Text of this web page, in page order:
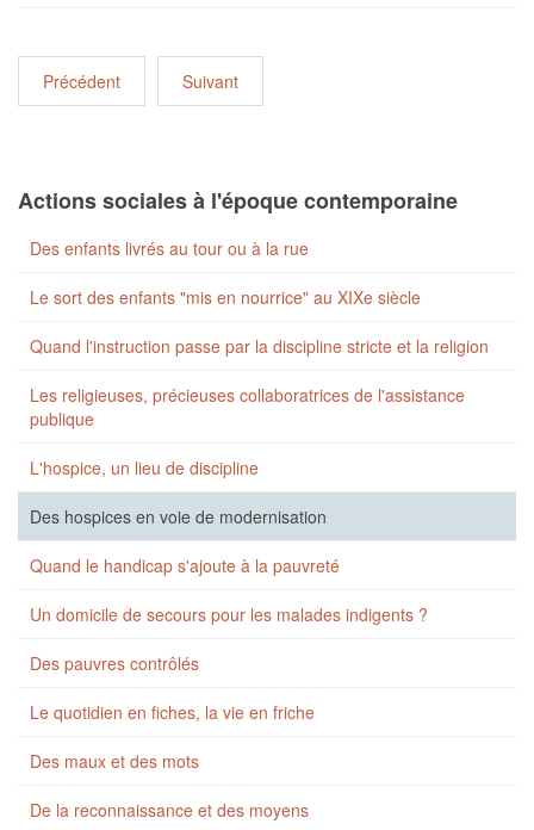
Précédent Suivant
Actions sociales à l'époque contemporaine
Des enfants livrés au tour ou à la rue
Le sort des enfants "mis en nourrice" au XIXe siècle
Quand l'instruction passe par la discipline stricte et la religion
Les religieuses, précieuses collaboratrices de l'assistance
publique
L'hospice, un lieu de discipline
Des hospices en voie de modernisation
Quand le handicap s'ajoute à la pauvreté
Un domicile de secours pour les malades indigents ?
Des pauvres contrôlés
Le quotidien en fiches, la vie en friche
Des maux et des mots
De la reconnaissance et des moyens